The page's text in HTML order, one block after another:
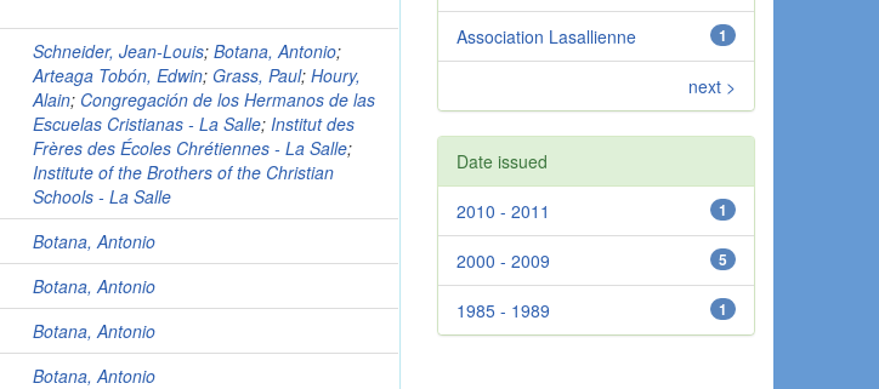
Schneider, Jean-Louis;Botana, Antonio;
Arteaga Tobón, Edwin;Grass, Paul;Houry,
Alain; Congregación de los Hermanos de las
Escuelas Cristianas - La Salle; Institut des
Frères des Écoles Chrétiennes - La Salle;
Institute of the Brothers of the Christian
Schools - La Salle
Botana, Antonio
Botana, Antonio
Botana, Antonio
Botana, Antonio
1
Association Lasallienne
next >
Date issued
1
2010 - 2011
5
2000 - 2009
1
1985 - 1989